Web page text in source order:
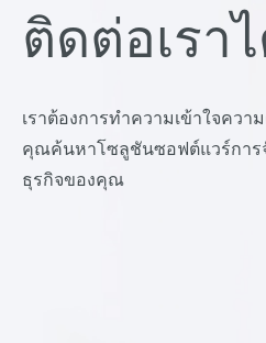
ติดต่อเรา
เราต้องการทำความเข้าใจคว
คุณค้นหาโซลูชันซอฟต์แวร์การ
ธุรกิจของคุณ